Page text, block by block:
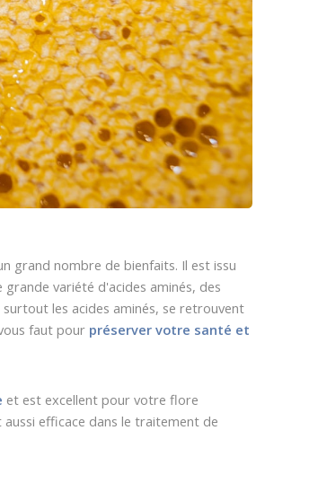
grand nombre de bienfaits. Il est issu
variété d'acides aminés, des
les acides aminés, se retrouvent
faut pour préserver votre santé et
et est excellent pour votre flore
efficace dans le traitement de